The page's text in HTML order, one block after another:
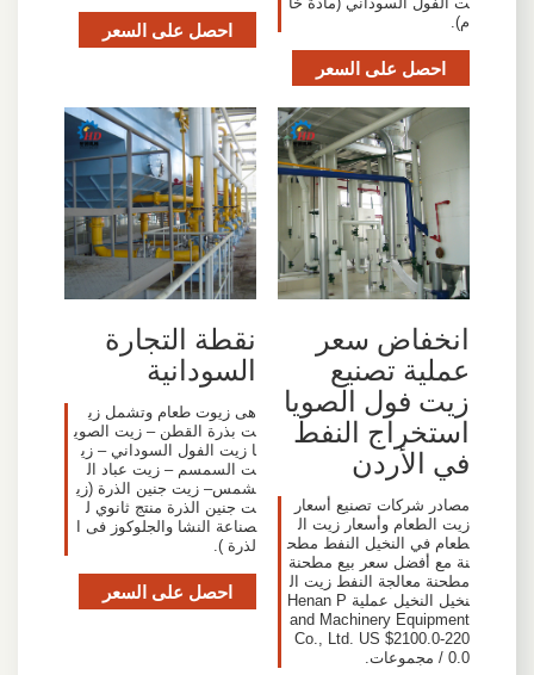
م).
احصل على السعر
احصل على السعر
انخفاض سعر
عملية تصنيع
زيت فول الصويا
استخراج النفط
في الأردن
مصادر شركات تصنيع أسعار
زيت الطعام وأسعار زيت ال
طعام في النخيل النفط مطح
نة مع أفضل سعر بيع مطحنة
مطحنة معالجة النفط زيت ال
نخيل النخيل عملية Henan P
and Machinery Equipment
Co., Ltd. US $2100.0-220
0.0 / مجموعات.
نقطة التجارة
السودانية
هى زيوت طعام وتشمل زي
ت بذرة القطن – زيت الصوي
ا زيت الفول السوداني – زي
ت السمسم – زيت عباد ال
شمس– زيت جنين الذرة (زي
ت جنين الذرة منتج ثانوي ل
صناعة النشا والجلوكوز فى ا
لذرة ).
احصل على السعر